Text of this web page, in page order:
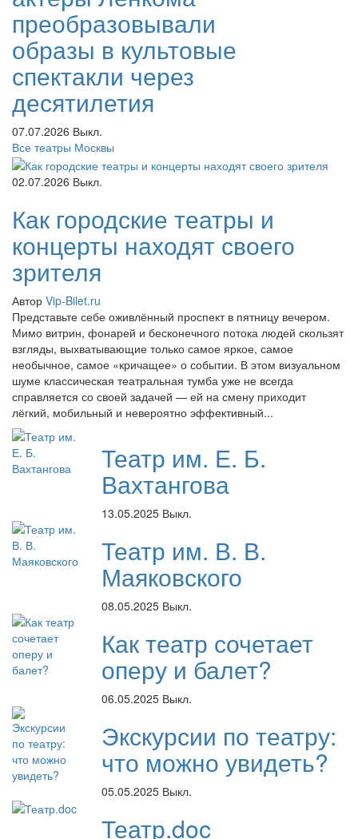
преобразовывали
образы в культовые
спектакли через
десятилетия
07.07.2026 Выкл.
Все театры Москвы
02.07.2026 Выкл.
Как городские театры и
концерты находят своего
зрителя
Автор Vip-Bilet.ru
Представьте себе оживлённый проспект в пятницу вечером.
Мимо витрин, фонарей и бесконечного потока людей скользят
взгляды, выхватывающие только самое яркое, самое
необычное, самое «кричащее» о событии. В этом визуальном
шуме классическая театральная тумба уже не всегда
справляется со своей задачей — ей на смену приходит
лёгкий, мобильный и невероятно эффективный...
Театр им. Е. Б.
Вахтангова
13.05.2025 Выкл.
Театр им. В. В.
Маяковского
08.05.2025 Выкл.
Как театр сочетает
оперу и балет?
06.05.2025 Выкл.
Экскурсии по театру:
что можно увидеть?
05.05.2025 Выкл.
Театр.doc